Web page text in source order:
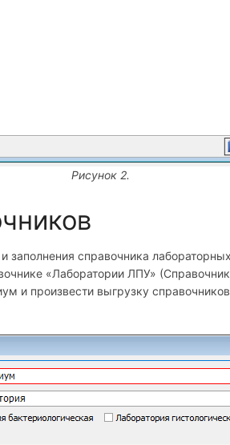
Рисунок 2.
заполнения справочника
«Лаборатории ЛПУ»
и произвести выгрузку